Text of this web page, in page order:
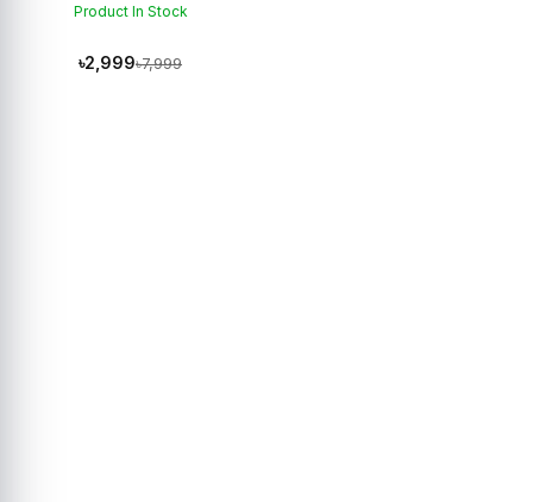
Product In Stock
৳2,999৳7,999